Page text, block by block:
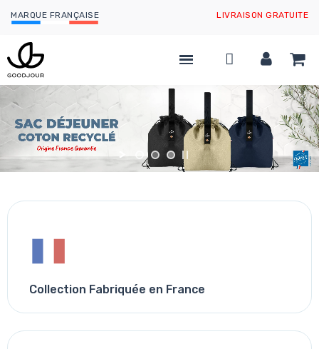
MARQUE FRANÇAISE LIVRAISON GRATUITE
Collection Fabriquée en France